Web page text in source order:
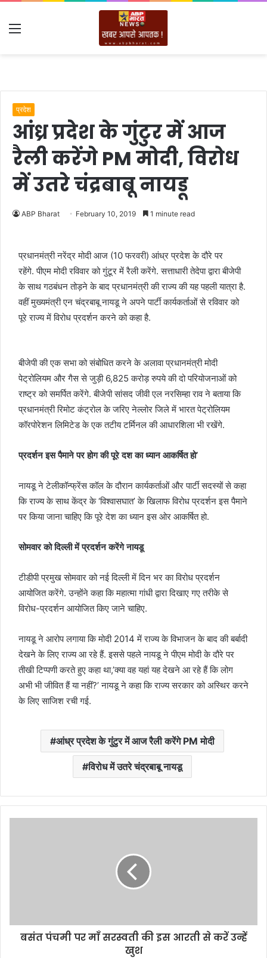
Menu
प्रदेश
आंध्र प्रदेश के गुंटुर में आज
रैली करेंगे PM मोदी, विरोध
में उतरे चंद्रबाबू नायडू
ABP Bharat February 10, 2019 1 minute read
प्रधानमंत्री नरेंद्र मोदी आज (10 फरवरी) आंध्र प्रदेश के दौरे पर
रहेंगे. पीएम मोदी रविवार को गुंटूर में रैली करेंगे. सत्ताधारी तेदेपा द्वारा बीजेपी
के साथ गठबंधन तोड़ने के बाद प्रधानमंत्री की राज्य की यह पहली यात्रा है.
वहीं मुख्यमंत्री एन चंद्रबाबू नायडू ने अपने पार्टी कार्यकर्ताओं से रविवार को
पूरे राज्य में विरोध प्रदर्शन करने को कहा है.
बीजेपी की एक सभा को संबोधित करने के अलावा प्रधानमंत्री मोदी
पेट्रोलियम और गैस से जुड़ी 6,825 करोड़ रुपये की दो परियोजनाओं को
राष्ट्र को समर्पित करेंगे. बीजेपी सांसद जीवी एल नरसिम्हा राव ने बताया कि
प्रधानमंत्री रिमोट कंट्रोल के जरिए नेल्लोर जिले में भारत पेट्रोलियम
कॉरपोरेशन लिमिटेड के एक तटीय टर्मिनल की आधारशिला भी रखेंगे.
प्रदर्शन इस पैमाने पर होग की पूरे दश का ध्यान आकर्षित हो’
नायडू ने टेलीकॉन्फ्रेंस कॉल के दौरान कार्यकर्ताओं और पार्टी सदस्यों से कहा
कि राज्य के साथ केंद्र के ‘विश्वासघात’ के खिलाफ विरोध प्रदर्शन इस पैमाने
पर किया जाना चाहिए कि पूरे देश का ध्यान इस ओर आकर्षित हो.
सोमवार को दिल्ली में प्रदर्शन करेंगे नायडू
टीडीपी प्रमुख सोमवार को नई दिल्ली में दिन भर का विरोध प्रदर्शन
आयोजित करेंगे. उन्होंने कहा कि महात्मा गांधी द्वारा दिखाए गए तरीके से
विरोध-प्रदर्शन आयोजित किए जाने चाहिए.
नायडू ने आरोप लगाया कि मोदी 2014 में राज्य के विभाजन के बाद की बर्बादी
देखने के लिए राज्य आ रहे हैं. इससे पहले नायडू ने पीएम मोदी के दौरे पर
तीखी टिप्पणी करते हुए कहा था,’क्या वह यहां यह देखने आ रहे हैं कि लोग
अभी भी जीवित हैं या नहीं?’ नायडू ने कहा कि राज्य सरकार को अस्थिर करने
के लिए साजिश रची गई.
आंध्र प्रदेश के गुंटुर में आज रैली करेंगे PM मोदी
विरोध में उतरे चंद्रबाबू नायडू
बसंत पंचमी पर माँ सरस्वती की इस आरती से करें उन्हें
खुश